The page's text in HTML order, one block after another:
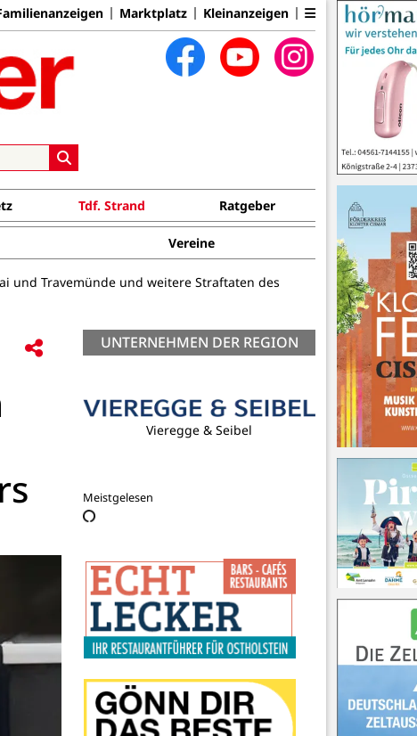
Marktplatz Kleinanzeigen
Tdf. Strand Ratgeber
Vereine
und Travemünde und weitere Straftaten des
UNTERNEHMEN DER REGION
Meistgelesen